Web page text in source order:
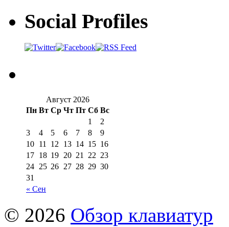
Social Profiles
Август 2026
Пн Вт Ср Чт Пт Сб Вс
« Сен
1
2
3
4 5 6 7 8
9
10 11 12 13 14 15 16
17 18 19 20 21 22 23
24 25 26 27 28 29 30
31
© 2026 Обзор клавиатур